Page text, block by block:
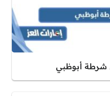
شرطة أبوظبي